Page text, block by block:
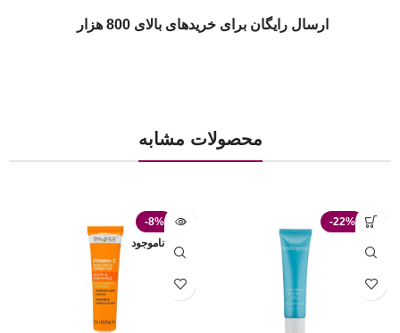
ارسال رایگان برای خریدهای بالای 800 هزار
محصولات مشابه
-22%
-8%
ناموجود